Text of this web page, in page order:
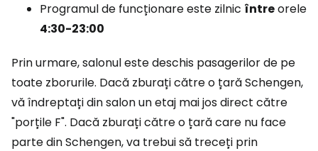
Programul de funcționare este zilnic întreorele
4:30-23:00
Prin urmare, salonul este deschis pasagerilor de pe
toate zborurile. Dacă zburați către o țară Schengen,
vă îndreptați din salon un etaj mai jos direct către
"porțile F". Dacă zburați către o țară care nu face
parte din Schengen, va trebui să treceți prin